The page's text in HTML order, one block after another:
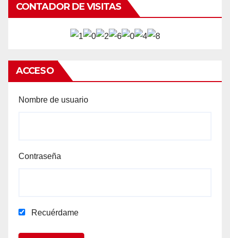
CONTADOR DE VISITAS
ACCESO
Nombre de usuario
Contraseña
Recuérdame